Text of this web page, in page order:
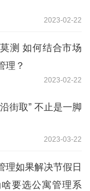
2023-02-22
测 如何结合市场
理？
2023-02-22
街取” 不止是一脚
2023-03-22
理如果解决节假日
要选公寓管理系